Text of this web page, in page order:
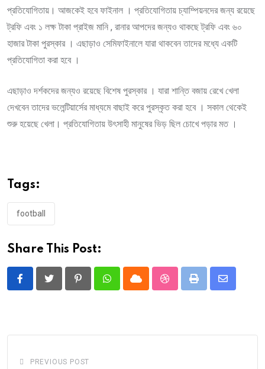
প্রতিযোগিতায়। আজকেই হবে ফাইনাল । প্রতিযোগিতায় চ্যাম্পিয়নদের জন্য রয়েছে
ট্রফি এবং ১ লক্ষ টাকা প্রাইজ মানি , রানার আপদের জন্যও থাকছে ট্রফি এবং ৬০
হাজার টাকা পুরস্কার । এছাড়াও সেমিফাইনালে যারা থাকবেন তাদের মধ্যে একটি
প্রতিযোগিতা করা হবে ।
এছাড়াও দর্শকদের জন্যও রয়েছে বিশেষ পুরস্কার । যারা শান্তি বজায় রেখে খেলা
দেখবেন তাদের ভলেন্টিয়ার্সের মাধ্যমে বাছাই করে পুরস্কৃত করা হবে । সকাল থেকেই
শুরু হয়েছে খেলা। প্রতিযোগিতায় উৎসাহী মানুষের ভিড় ছিল চোখে পড়ার মত ।
Tags:
football
Share This Post:
PinterestWhatsappCloud StumbleUpon
Print
Share
PREVIOUS POST